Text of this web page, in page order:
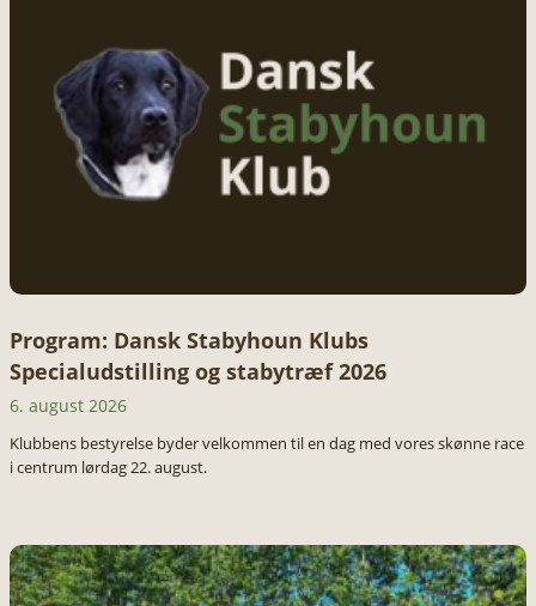
Program: Dansk Stabyhoun Klubs
Specialudstilling og stabytræf 2026
6. august 2026
Klubbens bestyrelse byder velkommen til en dag med vores skønne race
i centrum lørdag 22. august.